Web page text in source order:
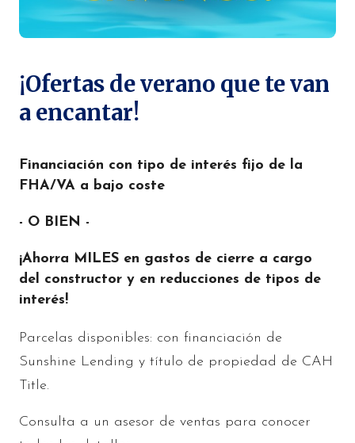
¡Ofertas de verano que te van
a encantar!
Financiación con tipo de interés fijo de la
FHA/VA a bajo coste
- O BIEN -
¡Ahorra MILES en gastos de cierre a cargo
del constructor y en reducciones de tipos de
interés!
Parcelas disponibles: con financiación de
Sunshine Lending y título de propiedad de CAH
Title.
Consulta a un asesor de ventas para conocer